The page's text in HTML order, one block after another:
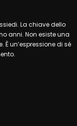
La chiave dello
anni. Non esiste una
un’espressione di sé